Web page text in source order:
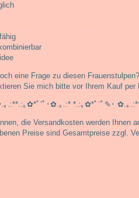
eine Frage zu diesen Frauenstulpen?
Sie mich bitte vor Ihrem Kauf
｡.:**.:｡✿*ﾟ’ﾟ･✿.｡.:* *.:｡✿*ﾟ¨ﾟ✎･ ✿.｡
die Versandkosten werden Ihnen
Preise sind Gesamtpreise zzgl.